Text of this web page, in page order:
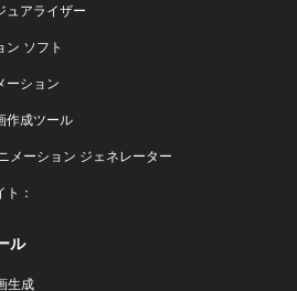
ュアライザー
ン ソフト
ーション
作成ツール
メーション ジェネレーター
：
ル
生成